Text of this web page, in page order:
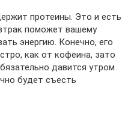
протеины. Это и есть
поможет вашему
энергию. Конечно, его
как от кофеина, зато
давится утром
будет съесть